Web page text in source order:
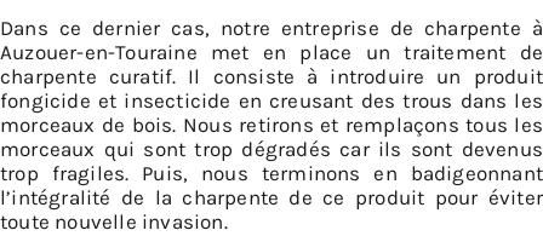
Dans ce dernier cas, notre entreprise de charpente à
Auzouer-en-Touraine met en place un traitement de
charpente curatif. Il consiste à introduire un produit
fongicide et insecticide en creusant des trous dans les
morceaux de bois. Nous retirons et remplaçons tous les
morceaux qui sont trop dégradés car ils sont devenus
trop fragiles. Puis, nous terminons en badigeonnant
l’intégralité de la charpente de ce produit pour éviter
toute nouvelle invasion.